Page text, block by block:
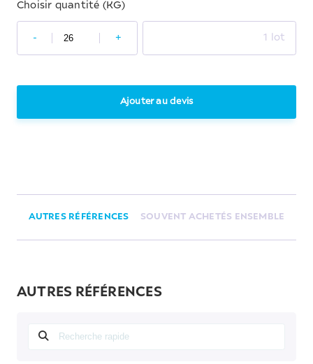
Choisir quantité (KG)
- + 1 lot
Ajouter au devis
AUTRES RÉFÉRENCES SOUVENT ACHETÉS ENSEMBLE
AUTRES RÉFÉRENCES